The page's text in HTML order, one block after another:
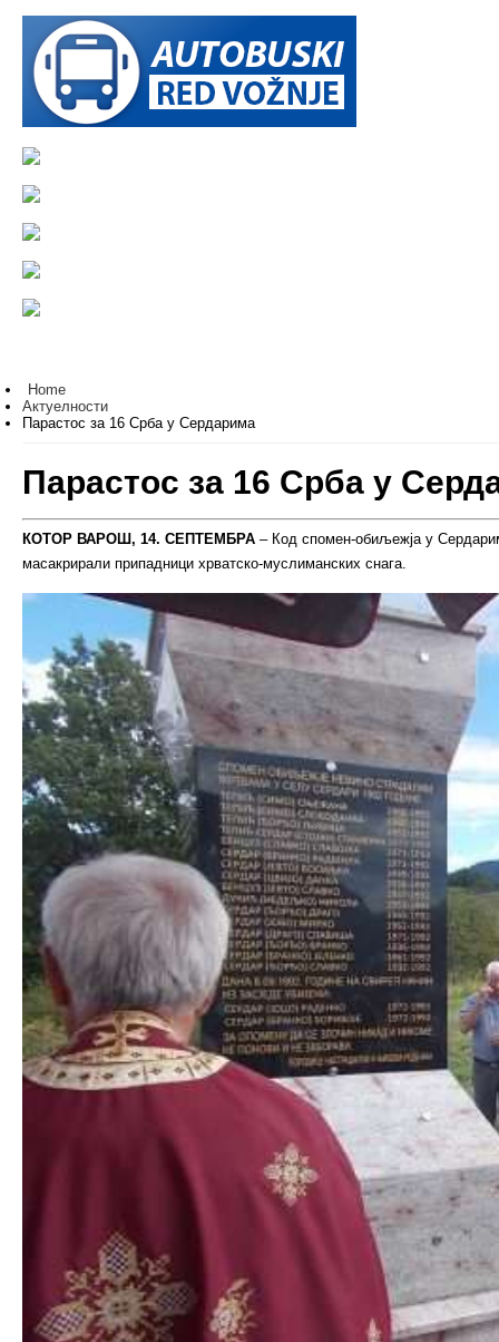
Home
Актуелности
Парастос за 16 Срба у Сердарима
Парастос за 16 Срба у
КОТОР ВАРОШ, 14. СЕПТЕМБРА – Код спомен-обиљежја у
масакрирали припадници хрватско-муслиманских снага.